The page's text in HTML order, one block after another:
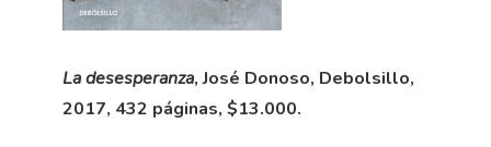
La desesperanza, José Donoso, Debolsillo,
2017, 432 páginas, $13.000.